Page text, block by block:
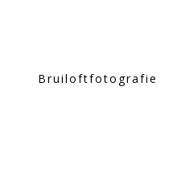
Bruiloftfotografie